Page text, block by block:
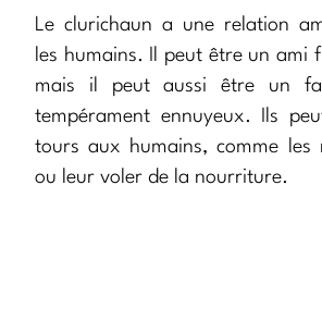
Le clurichaun a une relation
les humains. Il peut être un ami
mais il peut aussi être un
tempérament ennuyeux. Ils
tours aux humains, comme les
ou leur voler de la nourriture.